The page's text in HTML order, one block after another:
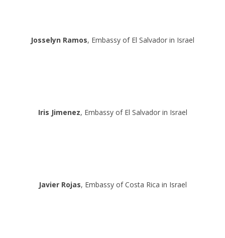
Josselyn Ramos, Embassy of El Salvador in Israel
Iris Jimenez, Embassy of El Salvador in Israel
Javier Rojas, Embassy of Costa Rica in Israel